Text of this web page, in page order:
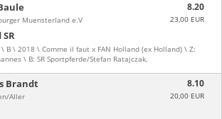
B \ 2018 \ Comme il faut x FAN Holland (ex Holland) \ Z:
\ B: SR Sportpferde/Stefan Ratajczak,
Muensterland e.V
8.20
23,00 EUR
Brandt
Aller
8.10
20,00 EUR